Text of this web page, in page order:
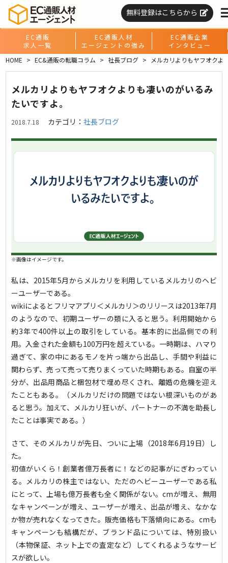
無料登録はこちらから
EC通販
求人一覧
EC通販人材
エージェントの強み
EC通販企業
インタビュー
HOME
EC&通販の転職コラム 社長ブログ メルカリよりもヤフオクよ
メルカリよりもヤフオクよりも凄いのがいるみ
たいですよ。
2018.7.18 カテゴリ：社長ブログ
※画像はイメージです。
私は、2015年5月からメルカリを利用しているメルカリのヘビ
ーユーザーである。
wikiによるとフリマアプリ＜メルカリ＞のリリースは2013年7月
のようなので、初期ユーザーの類に入ると思う。利用開始から
約3年で400件以上の取引をしている。基本的に出品側での利
用。入金された金額も100万円を超えている。一時期は、ハマり
過ぎて、家の中にあるモノを片っ端から出品し、手間や利益に
関わらず、売って売って売りまくっていた時期もある。自室の半
分が、出品用商品と梱包材で埋め尽くされ、離婚の危機を迎え
たこともある。（メルカリだけの問題ではない根深いものがあ
ると思う。加えて、メルカリ狂いが、パートナーの不満を助長し
たことは事実である。）
さて、そのメルカリが先日、ついに上場（2018年6月19日）し
た。
初値がいくら！創業者億万長者に！などの記事がにぎわってい
る。メルカリの株主ではない、ただのヘビーユーザーである私
にとって、上場も億万長者も全く関係がない。cmが増え、無用
なキャンペーンが増え、ユーザーが増え、出品が増え、なかな
か物が売れなくなってきた。販売価格も下落傾向にある。cmも
キャンペーンも結構だが、ブランド品については、特別扱い
（本物保証、ネット上での査定など）してくれるようなサービ
スが欲しい。